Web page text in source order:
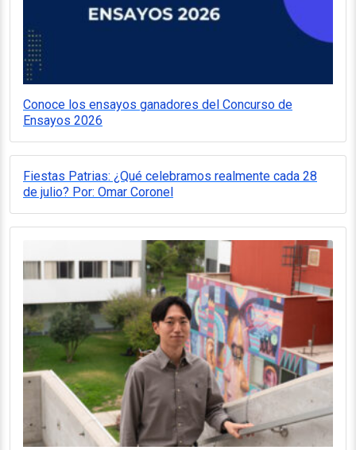
Conoce los ensayos ganadores del Concurso de
Ensayos 2026
Fiestas Patrias: ¿Qué celebramos realmente cada 28
de julio? Por: Omar Coronel